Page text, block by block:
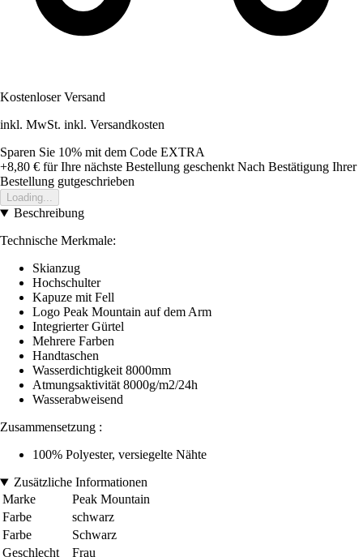
Kostenloser Versand
inkl. MwSt. inkl. Versandkosten
Sparen Sie 10% mit dem Code EXTRA
+8,80 € für Ihre nächste Bestellung geschenkt Nach Bestätigung Ihrer
Bestellung gutgeschrieben
Loading...
Beschreibung
Technische Merkmale:
Skianzug
Hochschulter
Kapuze mit Fell
Logo Peak Mountain auf dem Arm
Integrierter Gürtel
Mehrere Farben
Handtaschen
Wasserdichtigkeit 8000mm
Atmungsaktivität 8000g/m2/24h
Wasserabweisend
Zusammensetzung :
100% Polyester, versiegelte Nähte
Zusätzliche Informationen
Marke
Peak Mountain
Farbe
schwarz
Farbe
Schwarz
Geschlecht
Frau